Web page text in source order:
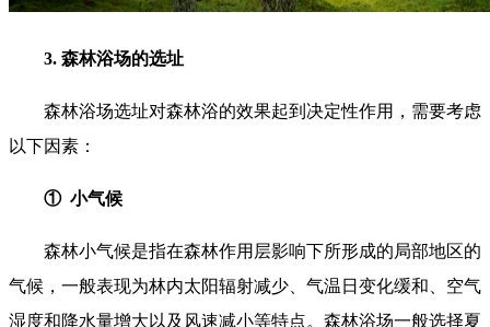
3. 森林浴场的选址
森林浴场选址对森林浴的效果起到决定性作用，需要考虑
以下因素：
① 小气候
森林小气候是指在森林作用层影响下所形成的局部地区的
气候，一般表现为林内太阳辐射减少、气温日变化缓和、空气
湿度和降水量增大以及风速减小等特点。森林浴场一般选择夏